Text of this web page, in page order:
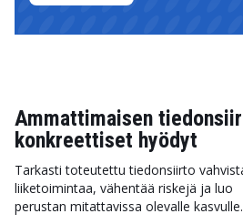
Ammattimaisen
konkreettiset hyödyt
Tarkasti toteutettu tiedonsiirto
liiketoimintaa, vähentää riskejä ja luo
perustan mitattavissa olevalle kasvulle.